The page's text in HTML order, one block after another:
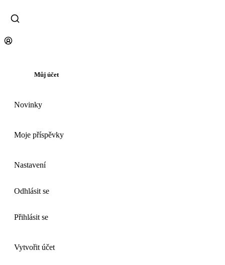
Můj účet
Novinky
Moje příspěvky
Nastavení
Odhlásit se
Přihlásit se
Vytvořit účet